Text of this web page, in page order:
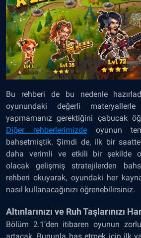
Bu rehberi de bu nedenle
oyunundaki değerli
yapmamanız gerektiğini çabucak
Diğer rehberlerimizde
oyunun
bahsetmiştik. Şimdi de, ilk bir
daha verimli ve etkili bir şekilde
olacak gelişmiş stratejilerden
rehberi okuyarak, oyundaki her
nasıl kullanacağınızı öğrenebilirsiniz.
Altınlarınızı ve Ruh Taşlarınızı
Bölüm 2.1’den itibaren oyunun